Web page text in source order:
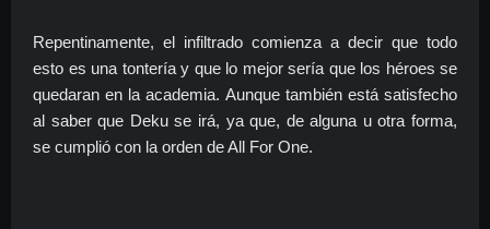
Repentinamente, el infiltrado comienza a decir que todo
esto es una tontería y que lo mejor sería que los héroes se
quedaran en la academia. Aunque también está satisfecho
al saber que Deku se irá, ya que, de alguna u otra forma,
se cumplió con la orden de All For One.